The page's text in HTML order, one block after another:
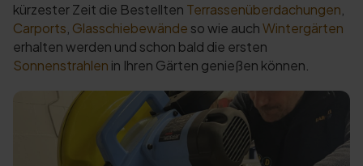
kürzester Zeit die Bestellten Terrassenüberdachungen
Carports Glasschiebewände so wie auchWintergärten
erhalten werden und schon bald die ersten
Sonnenstrahlen in Ihren Gärten genießen können.